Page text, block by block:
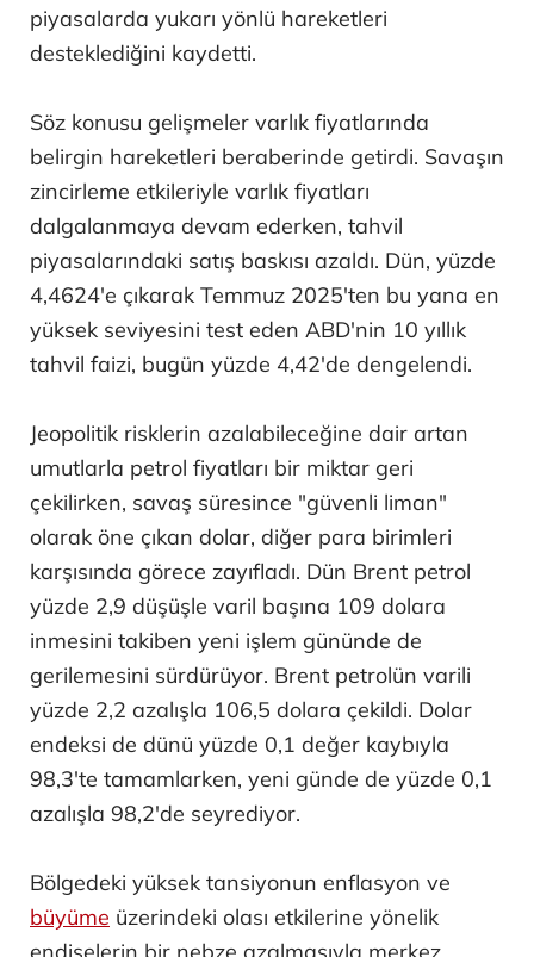
piyasalarda yukarı yönlü hareketleri
desteklediğini kaydetti.
Söz konusu gelişmeler varlık fiyatlarında
belirgin hareketleri beraberinde getirdi. Savaşın
zincirleme etkileriyle varlık fiyatları
dalgalanmaya devam ederken, tahvil
piyasalarındaki satış baskısı azaldı. Dün, yüzde
4,4624'e çıkarak Temmuz 2025'ten bu yana en
yüksek seviyesini test eden ABD'nin 10 yıllık
tahvil faizi, bugün yüzde 4,42'de dengelendi.
Jeopolitik risklerin azalabileceğine dair artan
umutlarla petrol fiyatları bir miktar geri
çekilirken, savaş süresince "güvenli liman"
olarak öne çıkan dolar, diğer para birimleri
karşısında görece zayıfladı. Dün Brent petrol
yüzde 2,9 düşüşle varil başına 109 dolara
inmesini takiben yeni işlem gününde de
gerilemesini sürdürüyor. Brent petrolün varili
yüzde 2,2 azalışla 106,5 dolara çekildi. Dolar
endeksi de dünü yüzde 0,1 değer kaybıyla
98,3'te tamamlarken, yeni günde de yüzde 0,1
azalışla 98,2'de seyrediyor.
Bölgedeki yüksek tansiyonun enflasyon ve
büyüme üzerindeki olası etkilerine yönelik